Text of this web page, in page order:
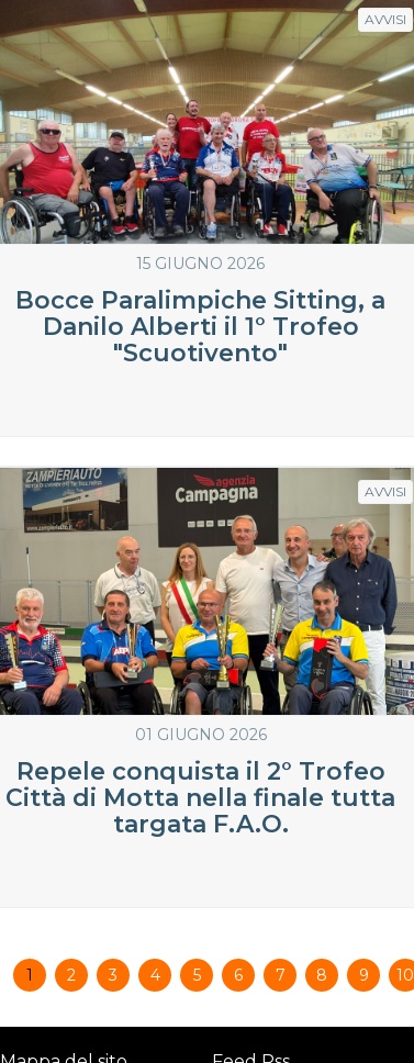
15 GIUGNO 2026
Bocce Paralimpiche Sitting, a
Danilo Alberti il 1° Trofeo
"Scuotivento"
AVVISI
01 GIUGNO 2026
Repele conquista il 2° Trofeo
Città di Motta nella finale tutta
targata F.A.O.
AVVISI
1 2 3 4 5 6 7 8 9 10